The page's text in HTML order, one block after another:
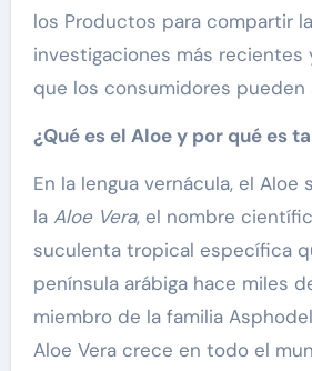
los Productos para compartir
investigaciones más
que los consumidores pueden
¿Qué es el Aloe y por qué es
En la lengua vernácula, el Aloe
la Aloe Vera, el nombre
suculenta tropical específica
península arábiga hace miles
miembro de la familia
Aloe Vera crece en todo el